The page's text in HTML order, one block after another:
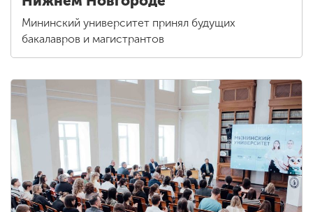
Мининский университет принял будущих
бакалавров и магистрантов